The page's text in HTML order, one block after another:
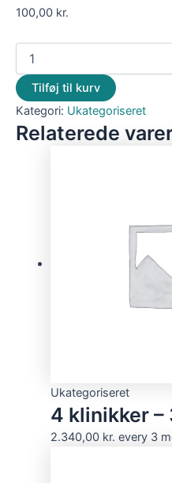
100,00 kr.
Tilføj til kurv
Kategori: Ukategoriseret
Relaterede
Ukategoriseret
4 klinikker –
2.340,00 kr. every 3